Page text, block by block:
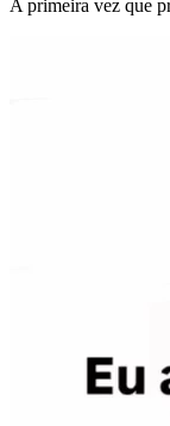
A primeira vez que